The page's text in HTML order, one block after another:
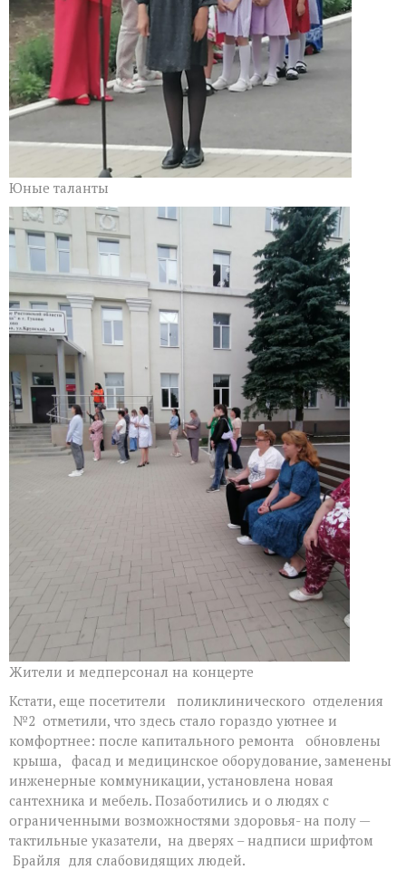
Юные таланты
Жители и медперсонал на концерте
Кстати, еще посетители поликлинического отделения
№2 отметили, что здесь стало гораздо уютнее и
комфортнее: после капитального ремонта обновлены
крыша, фасад и медицинское оборудование, заменены
инженерные коммуникации, установлена новая
сантехника и мебель. Позаботились и о людях с
ограниченными возможностями здоровья- на полу —
тактильные указатели, на дверях – надписи шрифтом
Брайля для слабовидящих людей.